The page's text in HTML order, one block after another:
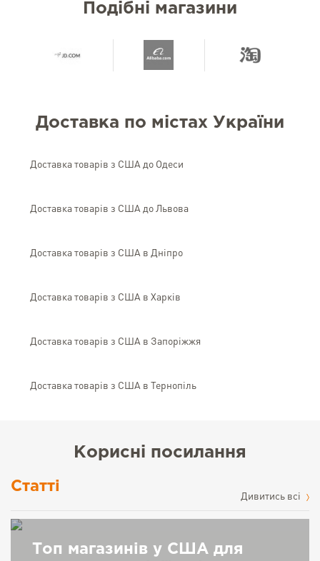
Подібні магазини
Доставка по містах України
Доставка товарів з США до Одеси
Доставка товарів з США до Львова
Доставка товарів з США в Дніпро
Доставка товарів з США в Харків
Доставка товарів з США в Запоріжжя
Доставка товарів з США в Тернопіль
Корисні посилання
Статті
Дивитись всі
Топ магазинів у США для